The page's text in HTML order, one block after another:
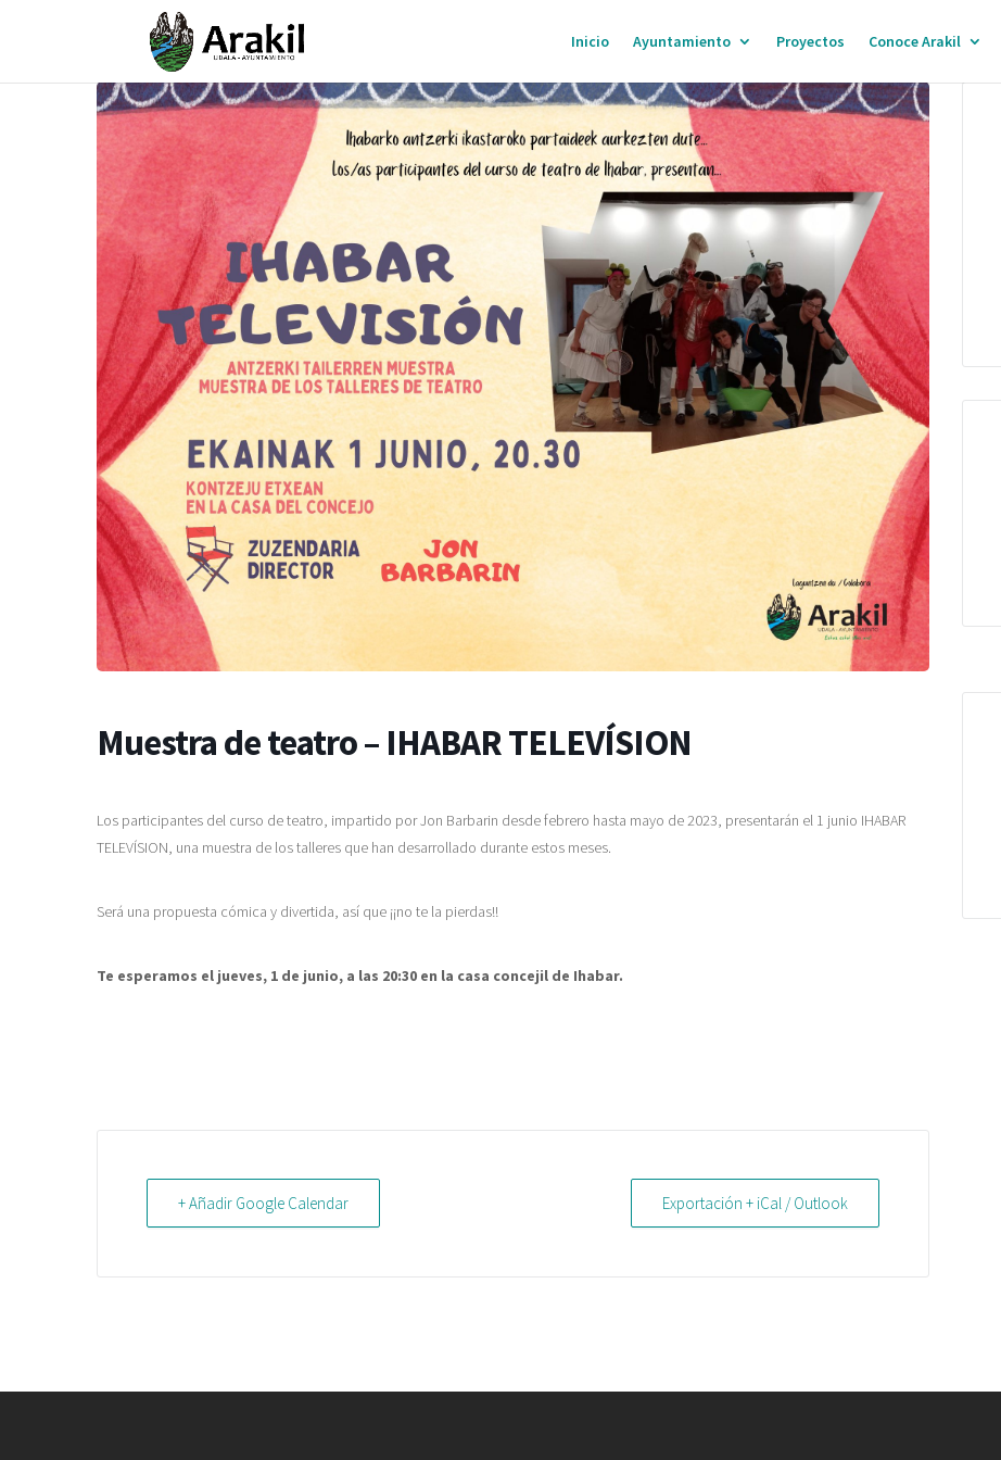
Inicio Ayuntamiento Proyectos Conoce Arakil
Muestra de teatro – IHABAR TELEVÍSION
Los participantes del curso de teatro, impartido por Jon Barbarin desde febrero hasta mayo de 2023, presentarán el 1 junio IHABAR
TELEVÍSION, una muestra de los talleres que han desarrollado durante estos meses.
Será una propuesta cómica y divertida, así que ¡¡no te la pierdas!!
Te esperamos el jueves, 1 de junio, a las 20:30 en la casa concejil de Ihabar.
+ Añadir Google Calendar Exportación + iCal / Outlook